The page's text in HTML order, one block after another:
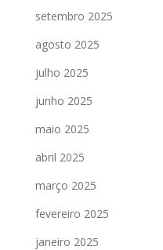
setembro 2025
agosto 2025
julho 2025
junho 2025
maio 2025
abril 2025
março 2025
fevereiro 2025
janeiro 2025